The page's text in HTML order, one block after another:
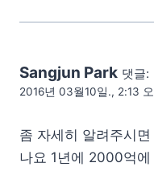
Sangjun Park 댓글:
2016년 03월10일., 2:13
좀 자세히 알려주시
나요 1년에 2000억